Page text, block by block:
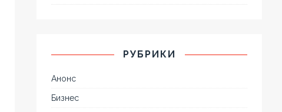
РУБРИКИ
Анонс
Бизнес